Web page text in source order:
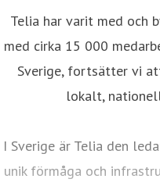
Telia har varit med och
med cirka 15 000
Sverige, fortsätter vi
lokalt,
I Sverige är Telia den
unik förmåga och